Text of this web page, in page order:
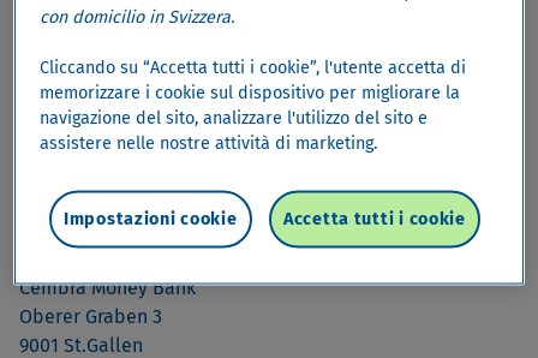
Contatto
Cembra Money Bank
Oberer Graben 3
9001 St.Gallen
con domicilio in Svizzera.
Cliccando su “Accetta tutti i cookie”, l'utente accetta di
memorizzare i cookie sul dispositivo per migliorare la
navigazione del sito, analizzare l'utilizzo del sito e
assistere nelle nostre attività di marketing.
Accetta tutti i cookie
Impostazioni cookie